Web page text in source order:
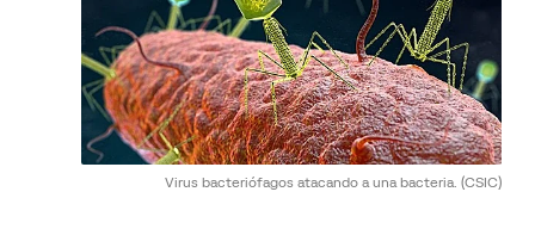
Virus bacteriófagos atacando a una bacteria. (CSIC)